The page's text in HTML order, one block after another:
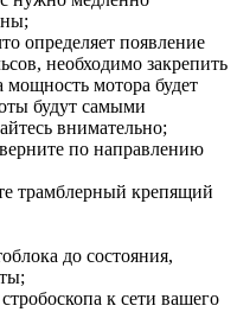
определяет появление
необходимо закрепить
мотора будет
будут самыми
внимательно;
по направлению
трамблерный крепящий
до состояния,
к сети вашего